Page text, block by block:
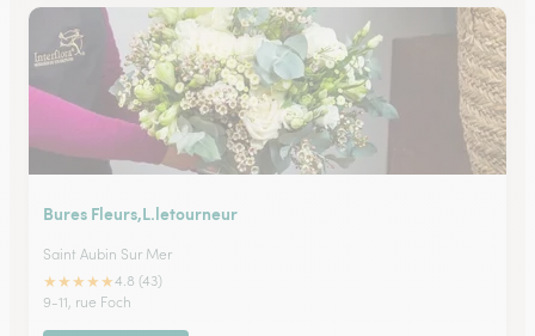
Bures Fleurs,L.letourneur
Saint Aubin Sur Mer
★★★★★4.8 (43)
9-11, rue Foch